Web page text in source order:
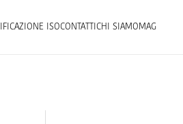
ISOCONTATTICHI SIAMO MAG